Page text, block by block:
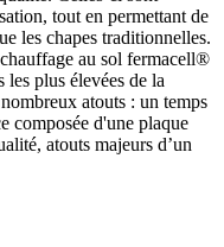
tout en permettant de
les chapes traditionnelles.
au sol fermacell®
plus élevées de la
atouts : un temps
composée d'une plaque
atouts majeurs d’un